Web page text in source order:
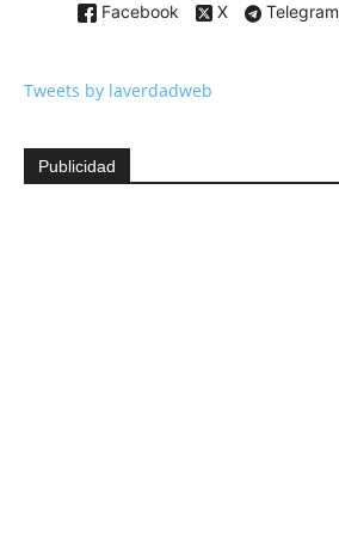
Facebook X Telegram
Tweets by laverdadweb
Publicidad